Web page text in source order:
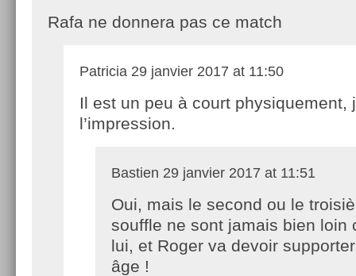
Rafa ne donnera pas ce match
Patricia 29 janvier 2017 at 11:50
Il est un peu à court physiquement,
l’impression.
Bastien 29 janvier 2017 at 11:51
Oui, mais le second ou le
souffle ne sont jamais bien loin
lui, et Roger va devoir
âge !